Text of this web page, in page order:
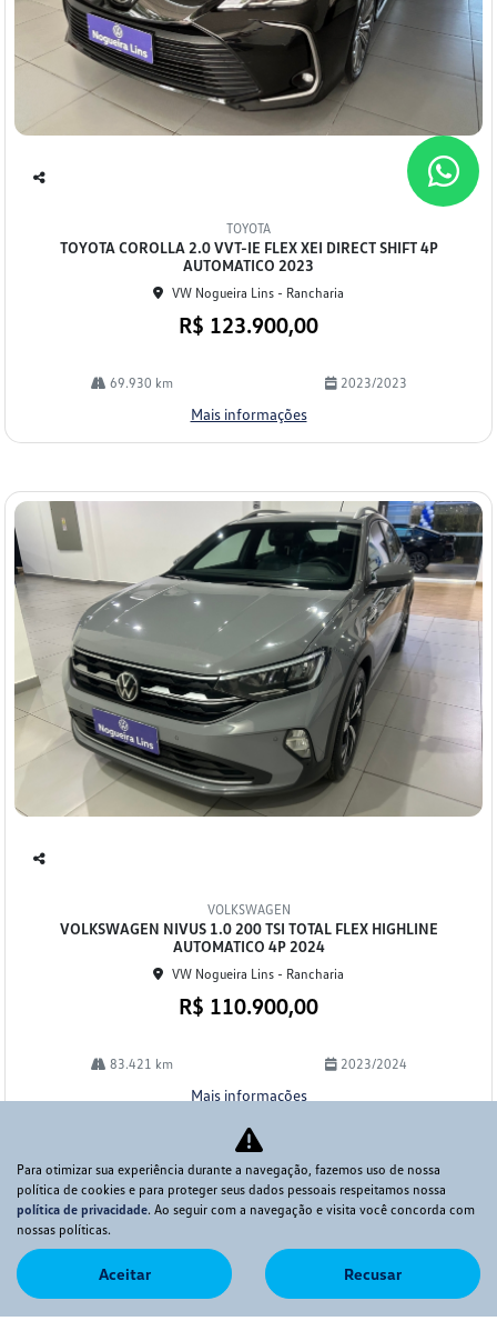
TOYOTA
TOYOTA COROLLA 2.0 VVT-IE FLEX XEI DIRECT SHIFT 4P
AUTOMATICO 2023
VW Nogueira Lins - Rancharia
R$ 123.900,00
69.930 km 2023/2023
Mais informações
VOLKSWAGEN
VOLKSWAGEN NIVUS 1.0 200 TSI TOTAL FLEX HIGHLINE
AUTOMATICO 4P 2024
VW Nogueira Lins - Rancharia
R$ 110.900,00
83.421 km 2023/2024
Mais informações
Para otimizar sua experiência durante a navegação, fazemos uso de nossa
política de cookies e para proteger seus dados pessoais respeitamos nossa
política de privacidade. Ao seguir com a navegação e visita você concorda com
nossas políticas.
Aceitar Recusar